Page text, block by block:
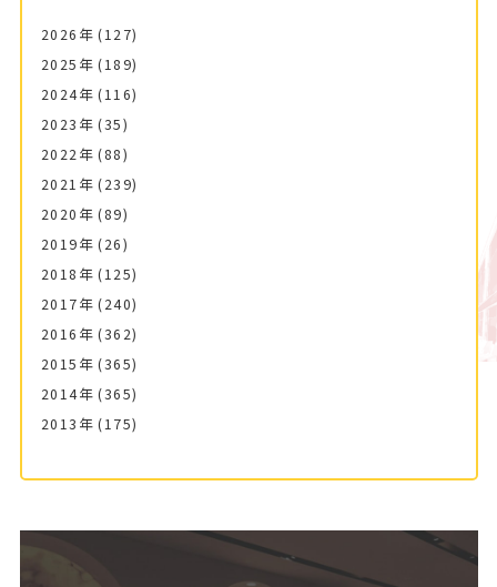
2026年 (127)
2025年 (189)
2024年 (116)
2023年 (35)
2022年 (88)
2021年 (239)
2020年 (89)
2019年 (26)
2018年 (125)
2017年 (240)
2016年 (362)
2015年 (365)
2014年 (365)
2013年 (175)